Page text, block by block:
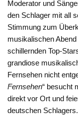
Moderator und
den Schlager mit all
Stimmung zum
musikalischen
schillernden Top-
grandiose
Fernsehen nicht
Fernsehen“ besucht
direkt vor Ort und
deutschen Schlagers.